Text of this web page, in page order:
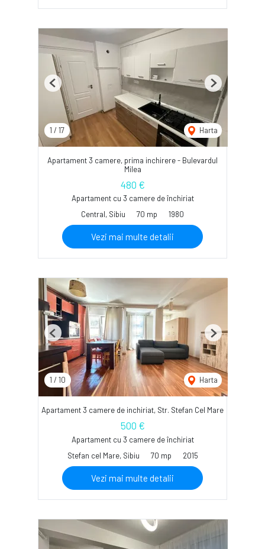
1 / 17 Harta
Previous Next
Apartament 3 camere, prima inchirere - Bulevardul
Milea
480 €
Apartament cu 3 camere de închiriat
Central, Sibiu
70 mp 1980
Vezi mai multe detalii
1 / 10 Harta
Previous Next
Apartament 3 camere de inchiriat, Str. Stefan Cel Mare
500 €
Apartament cu 3 camere de închiriat
Stefan cel Mare, Sibiu
70 mp 2015
Vezi mai multe detalii